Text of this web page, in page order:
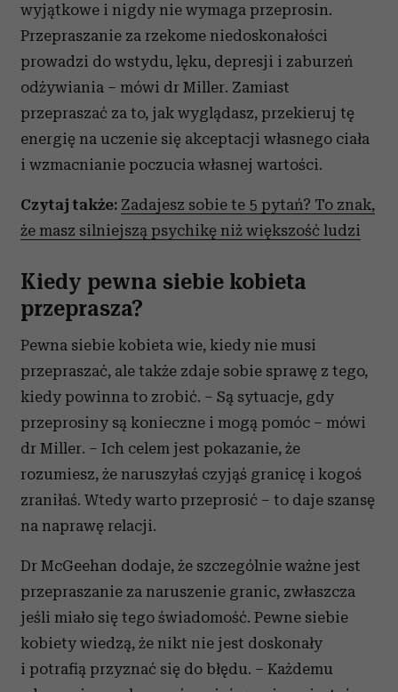
wyjątkowe i nigdy nie wymaga przeprosin.
Przepraszanie za rzekome niedoskonałości
prowadzi do wstydu, lęku, depresji i zaburzeń
odżywiania – mówi dr Miller. Zamiast
przepraszać za to, jak wyglądasz, przekieruj tę
energię na uczenie się akceptacji własnego ciała
i wzmacnianie poczucia własnej wartości.
Czytaj także: Zadajesz sobie te 5 pytań? To znak,
że masz silniejszą psychikę niż większość ludzi
Kiedy pewna siebie kobieta
przeprasza?
Pewna siebie kobieta wie, kiedy nie musi
przepraszać, ale także zdaje sobie sprawę z tego,
kiedy powinna to zrobić. – Są sytuacje, gdy
przeprosiny są konieczne i mogą pomóc – mówi
dr Miller. – Ich celem jest pokazanie, że
rozumiesz, że naruszyłaś czyjąś granicę i kogoś
zraniłaś. Wtedy warto przeprosić – to daje szansę
na naprawę relacji.
Dr McGeehan dodaje, że szczególnie ważne jest
przepraszanie za naruszenie granic, zwłaszcza
jeśli miało się tego świadomość. Pewne siebie
kobiety wiedzą, że nikt nie jest doskonały
i potrafią przyznać się do błędu. – Każdemu